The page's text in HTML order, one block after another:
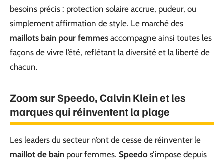
besoins précis : protection solaire accrue, pudeur, ou
simplement affirmation de style. Le marché des
maillots bain pour femmes accompagne ainsi toutes les
façons de vivre l’été, reflétant la diversité et la liberté de
chacun.
Zoom sur Speedo, Calvin Klein et les
marques qui réinventent la plage
Les leaders du secteur n’ont de cesse de réinventer le
maillot de bain pour femmes. Speedo s’impose depuis